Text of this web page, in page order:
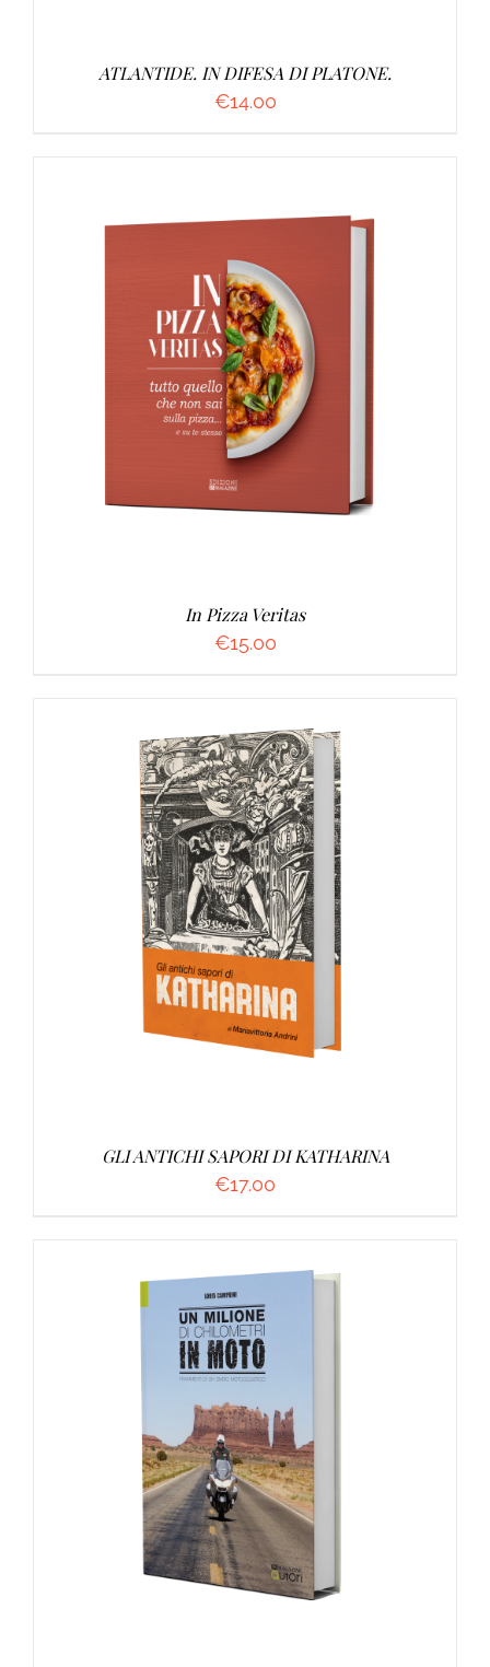
ATLANTIDE. IN DIFESA DI PLATONE.
€14.00
AGGIUNGI AL CARRELLO /
In Pizza Veritas
€15.00
AGGIUNGI AL CARRELLO / DETTAGLI
GLI ANTICHI SAPORI DI KATHARINA
€17.00
AGGIUNGI AL CARRELLO /